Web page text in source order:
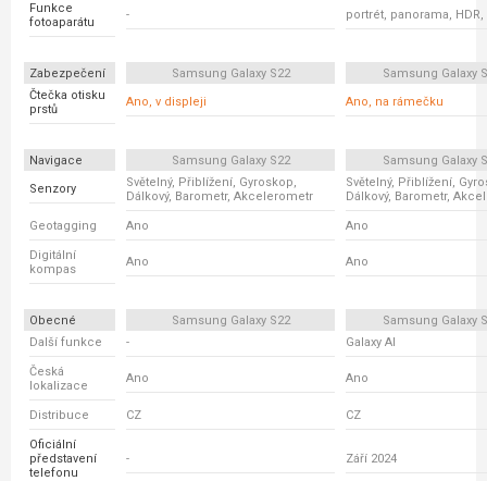
Funkce
fotoaparátu
- portrét, panorama,
Zabezpečení Samsung Galaxy S22
Samsung Galaxy
Čtečka otisku
prstů
Ano, v displeji Ano, na rámečku
Navigace Samsung Galaxy S22
Samsung Galaxy
Senzory
Světelný, Přiblížení, Gyroskop,
Dálkový, Barometr, Akcelerometr
Světelný, Přiblížení,
Dálkový, Barometr,
Geotagging Ano Ano
Digitální
kompas
Ano Ano
Obecné Samsung Galaxy S22
Samsung Galaxy
Další funkce
- Galaxy AI
Česká
lokalizace
Ano Ano
Distribuce CZ CZ
Oficiální
představení
telefonu
- Září 2024